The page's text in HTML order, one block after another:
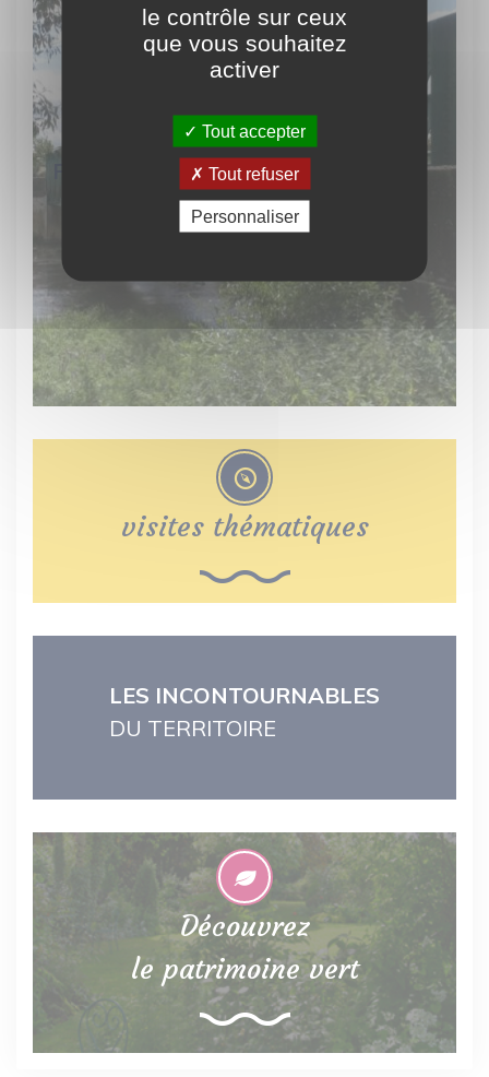
Patrimoine Militaire
visites thématiques
LES INCONTOURNABLES
DU TERRITOIRE
Découvrez
le patrimoine vert
le contrôle sur ceux
que vous souhaitez
activer
Tout accepter
Tout refuser
Personnaliser